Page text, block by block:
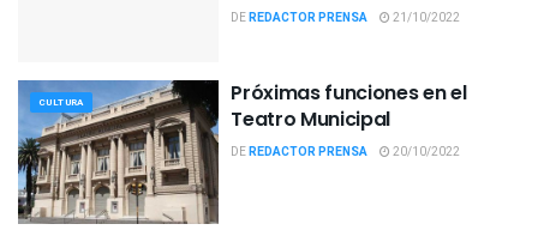
DEREDACTOR PRENSA 21/10/2022
CULTURA
Próximas funciones en el
Teatro Municipal
DEREDACTOR PRENSA 20/10/2022